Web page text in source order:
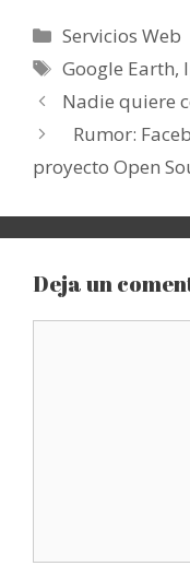
Categorías
Servicios Web
Etiquetas
Google Earth,
Nadie quiere
Rumor:
proyecto Open
Deja un